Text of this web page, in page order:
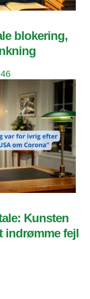
blokering,
Kunsten
indrømme fejl